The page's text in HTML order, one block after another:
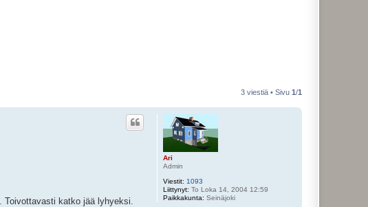
3 viestiä • Sivu 1/1
Ari
Admin
Viestit: 1093
Liittynyt: To Loka 14, 2004 12:59
Paikkakunta: Seinäjoki
katko jää lyhyeksi.